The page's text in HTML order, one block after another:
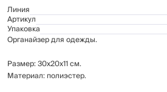
Линия
Артикул
Упаковка
Органайзер для одежды.
Размер: 30х20х11 см.
Материал: полиэстер.